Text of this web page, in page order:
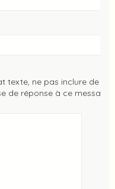
texte, ne pas inclure de
de réponse à ce message